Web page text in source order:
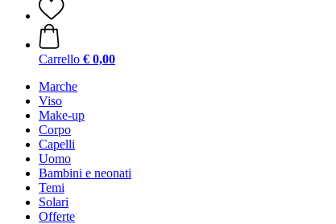
Carrello € 0,00
Marche
Viso
Make-up
Corpo
Capelli
Uomo
Bambini e neonati
Temi
Solari
Offerte